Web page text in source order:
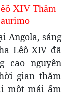
XIV Thăm
Angola, sáng
Lêô XIV đã
cao nguyên
gian thăm
một mái ấm